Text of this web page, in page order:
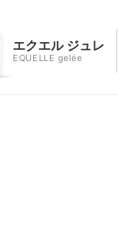
エクエル ジュレ
EQUELLE gelée